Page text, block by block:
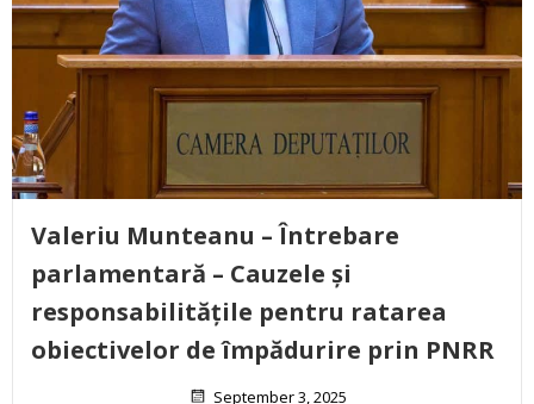
Valeriu Munteanu – Întrebare
parlamentară – Cauzele și
responsabilitățile pentru ratarea
obiectivelor de împădurire prin PNRR
September 3, 2025